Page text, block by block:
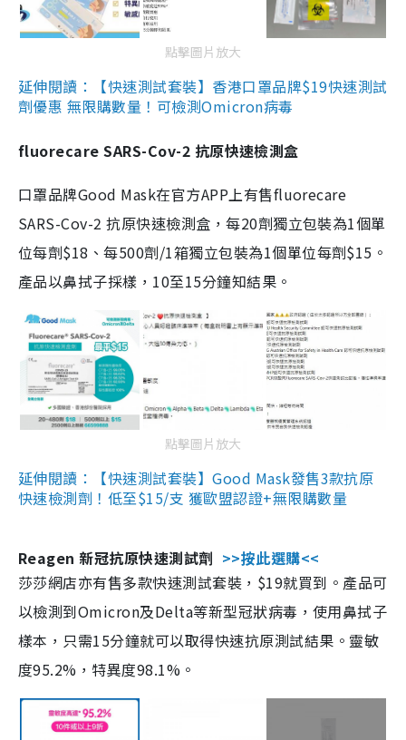
點擊圖片放大
延伸閱讀：【快速測試套裝】香港口罩品牌$19快速測試
劑優惠 無限購數量！可檢測Omicron病毒
fluorecare SARS-Cov-2 抗原快速檢測盒
口罩品牌Good Mask在官方APP上有售fluorecare
SARS-Cov-2 抗原快速檢測盒，每20劑獨立包裝為1個單
位每劑$18、每500劑/1箱獨立包裝為1個單位每劑$15。
產品以鼻拭子採樣，10至15分鐘知結果。
點擊圖片放大
延伸閱讀：【快速測試套裝】Good Mask發售3款抗原
快速檢測劑！低至$15/支 獲歐盟認證+無限購數量
Reagen 新冠抗原快速測試劑 >>按此選購<<
莎莎網店亦有售多款快速測試套裝，$19就買到。產品可
以檢測到Omicron及Delta等新型冠狀病毒，使用鼻拭子
樣本，只需15分鐘就可以取得快速抗原測試結果。靈敏
度95.2%，特異度98.1%。